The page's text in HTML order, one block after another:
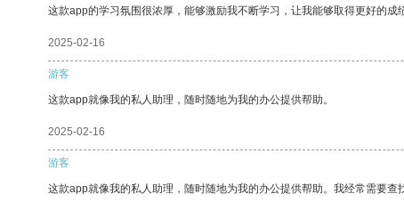
这款app的学习氛围很浓厚，能够激励我不断学习，让我能够取得更好的成
2025-02-16
游客
这款app就像我的私人助理，随时随地为我的办公提供帮助。
2025-02-16
游客
这款app就像我的私人助理，随时随地为我的办公提供帮助。我经常需要